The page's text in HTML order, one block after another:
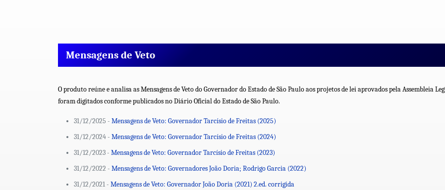
Mensagens de Veto
O produto reúne e analisa as Mensagens de Veto do Governador do Estado de São Paulo aos projetos de lei aprovados pela Assembleia
foram digitados conforme publicados no Diário Oficial do Estado de São Paulo.
31/12/2025 - Mensagens de Veto: Governador Tarcísio de Freitas (2025)
31/12/2024 - Mensagens de Veto: Governador Tarcísio de Freitas (2024)
31/12/2023 - Mensagens de Veto: Governador Tarcísio de Freitas (2023)
31/12/2022 - Mensagens de Veto: Governadores João Doria; Rodrigo Garcia (2022)
31/12/2021 - Mensagens de Veto: Governador João Doria (2021) 2.ed. corrigida